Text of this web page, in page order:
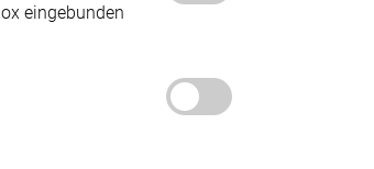
eingebunden